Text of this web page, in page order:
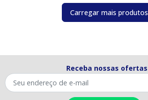
Carregar mais produtos
Receba nossas ofertas